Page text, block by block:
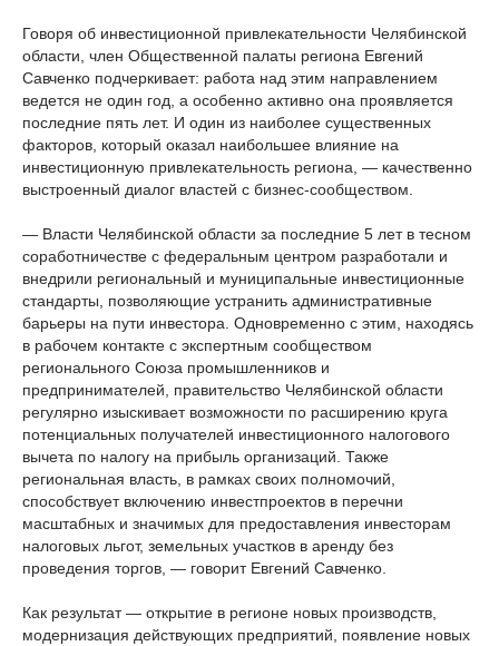
Говоря об инвестиционной привлекательности Челябинской
области, член Общественной палаты региона Евгений
Савченко подчеркивает: работа над этим направлением
ведется не один год, а особенно активно она проявляется
последние пять лет. И один из наиболее существенных
факторов, который оказал наибольшее влияние на
инвестиционную привлекательность региона, — качественно
выстроенный диалог властей с бизнес-сообществом.
— Власти Челябинской области за последние 5 лет в тесном
соработничестве с федеральным центром разработали и
внедрили региональный и муниципальные инвестиционные
стандарты, позволяющие устранить административные
барьеры на пути инвестора. Одновременно с этим, находясь
в рабочем контакте с экспертным сообществом
регионального Союза промышленников и
предпринимателей, правительство Челябинской области
регулярно изыскивает возможности по расширению круга
потенциальных получателей инвестиционного налогового
вычета по налогу на прибыль организаций. Также
региональная власть, в рамках своих полномочий,
способствует включению инвестпроектов в перечни
масштабных и значимых для предоставления инвесторам
налоговых льгот, земельных участков в аренду без
проведения торгов, — говорит Евгений Савченко.
Как результат — открытие в регионе новых производств,
модернизация действующих предприятий, появление новых